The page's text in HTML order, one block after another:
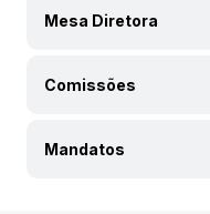
Mesa Diretora
Comissões
Mandatos